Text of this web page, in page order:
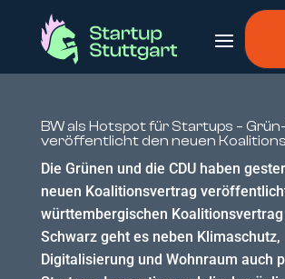
BW als Hotspot für Startups –
veröffentlicht den neuen
Die Grünen und die CDU haben
neuen Koalitionsvertrag
württembergischen Koalitionsvertrag
Schwarz geht es neben Klimaschutz,
Digitalisierung und Wohnraum auch